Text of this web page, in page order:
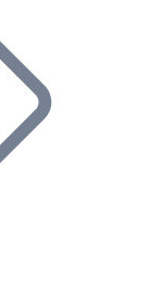
entreprise et
et